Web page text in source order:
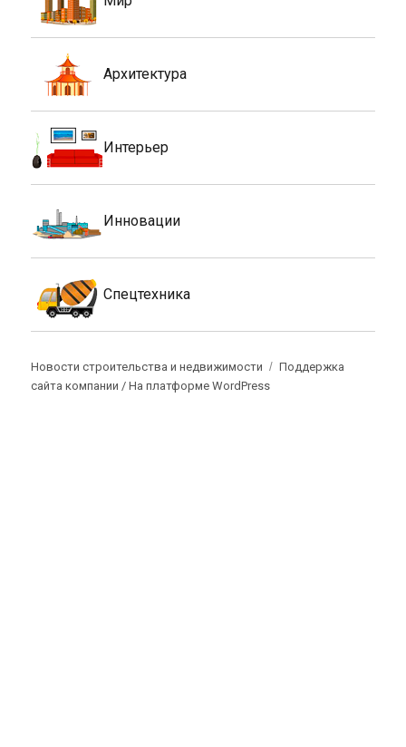
Архитектура
Интерьер
Инновации
Спецтехника
Новости строительства и недвижимости
Поддержка
сайта компании /На платформе WordPress